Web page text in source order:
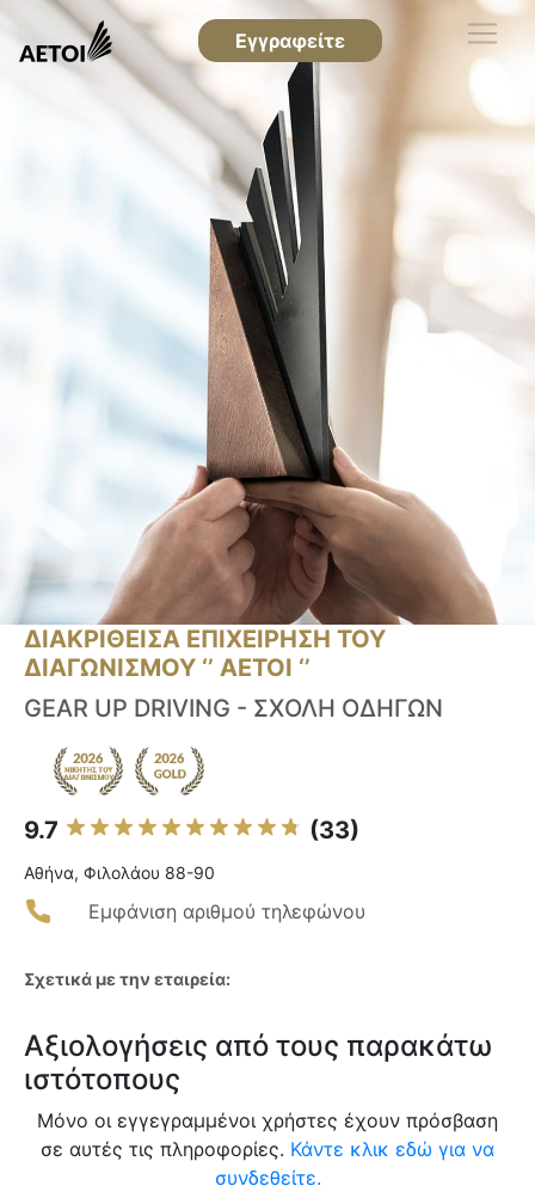
Εγγραφείτε
ΔΙΑΚΡΙΘΕΙΣΑ ΕΠΙΧΕΙΡΗΣΗ ΤΟΥ
ΔΙΑΓΩΝΙΣΜΟΥ ‘’ ΑΕΤΟΙ ‘’
GEAR UP DRIVING - ΣΧΟΛΗ ΟΔΗΓΩΝ
9.7 (33)
Αθήνα, Φιλολάου 88-90
Εμφάνιση αριθμού τηλεφώνου
Σχετικά με την εταιρεία:
Αξιολογήσεις από τους παρακάτω
ιστότοπους
Μόνο οι εγγεγραμμένοι χρήστες έχουν πρόσβαση
σε αυτές τις πληροφορίες. Κάντε κλικ εδώ για να
συνδεθείτε.